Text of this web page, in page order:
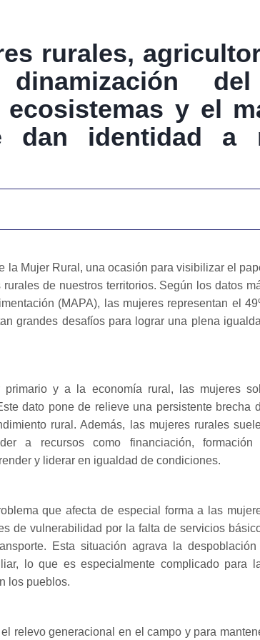
rurales,
y el
dan identidad a
la Mujer Rural, una ocasión para visibilizar el
de nuestros territorios. Según los datos
(MAPA), las mujeres representan el
grandes desafíos para lograr una plena
y a la economía rural, las mujeres
dato pone de relieve una persistente brecha
rural. Además, las mujeres rurales
a recursos como financiación, formación
y liderar en igualdad de condiciones​.
que afecta de especial forma a las
de vulnerabilidad por la falta de servicios
Esta situación agrava la
lo que es especialmente complicado para
los pueblos.
relevo generacional en el campo y para